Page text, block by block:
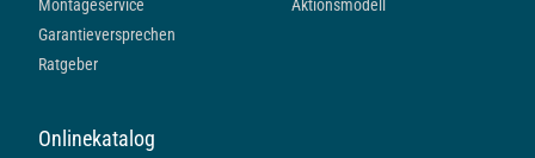
Montageservice
Garantieversprechen
Ratgeber
Aktionsmodell
Onlinekatalog